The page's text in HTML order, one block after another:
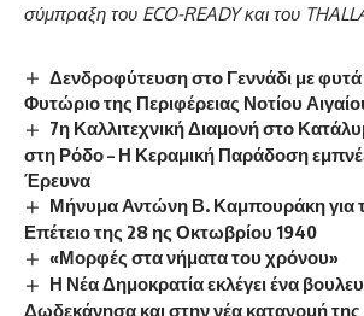
σύμπραξη του ECO-READY και του
Δενδροφύτευση στο Γεννάδι με
Φυτώριο της Περιφέρειας Νοτίου
7η Καλλιτεχνική Διαμονή στο
στη Ρόδο – Η Κεραμική Παράδοση
Έρευνα
Μήνυμα Αντώνη Β. Καμπουράκη για
Επέτειο της 28 ης Οκτωβρίου 1940
«Μορφές στα νήματα του χρόνου»
Η Νέα Δημοκρατία εκλέγει ένα
Δωδεκάνησα και στην νέα κατανομή της